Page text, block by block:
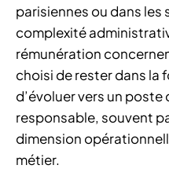
parisiennes ou dans
complexité
rémunération
choisi de rester dans
d’évoluer vers un poste
responsable, souvent
dimension
métier.